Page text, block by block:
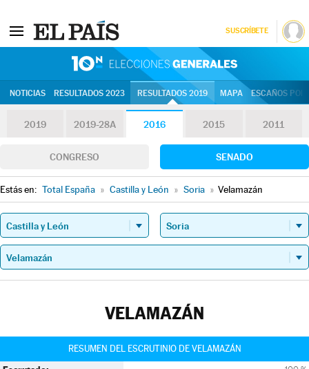
SUSCRÍBETE
NOTICIAS RESULTADOS 2023 RESULTADOS 2019 MAPA ESCAÑOS
2019 2019-28A 2016 2015 2011
CONGRESO SENADO
Estás en: Total España » Castilla y León » Soria » Velamazán
VELAMAZÁN
RESUMEN DEL ESCRUTINIO DE VELAMAZÁN